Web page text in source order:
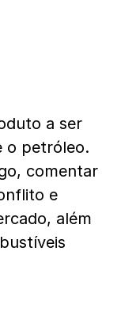
a ser
o petróleo.
comentar
e
além